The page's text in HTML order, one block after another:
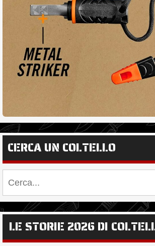
CERCA UN COLTELLO
LE STORIE 2026 DI